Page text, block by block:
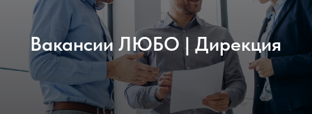
Вакансии ЛЮБО | Дирекция